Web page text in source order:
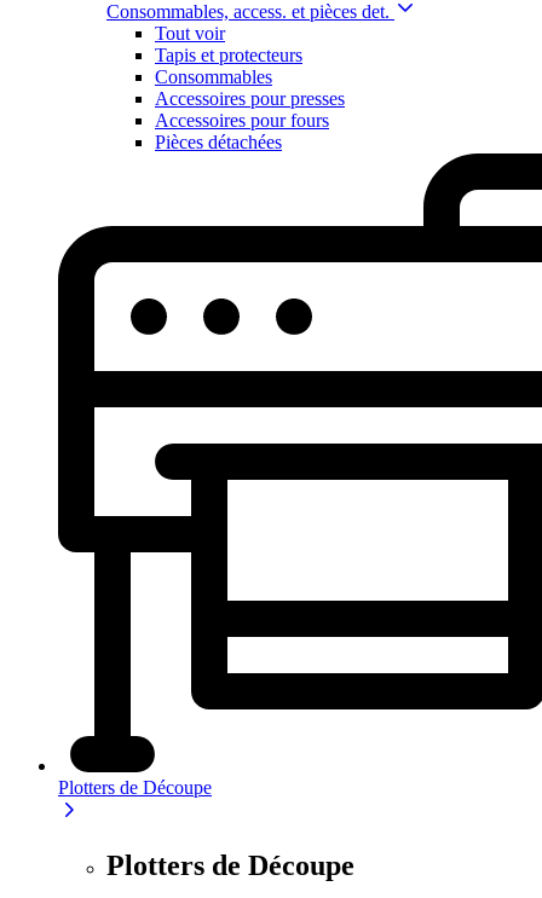
Consommables, access. et pièces det.
Tout voir
Tapis et protecteurs
Consommables
Accessoires pour presses
Accessoires pour fours
Pièces détachées
Plotters de Découpe
Plotters de Découpe